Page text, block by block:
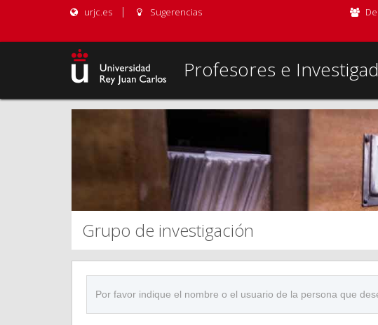
urjc.es Sugerencias
Profesores e
Grupo de investigación